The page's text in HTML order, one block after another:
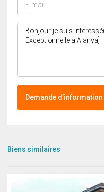
Demande d’information
Biens similaires